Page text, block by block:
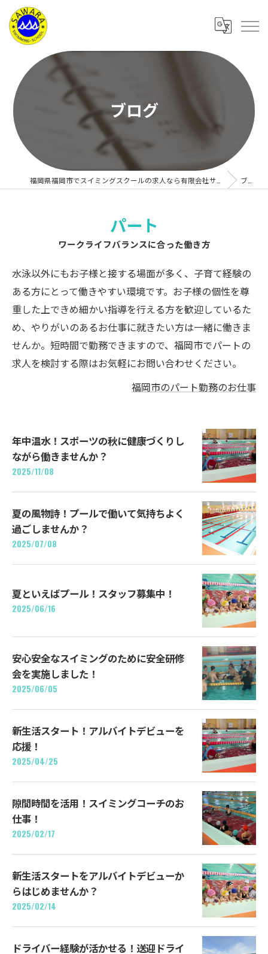
ブログ
ブログ
パート
ワークライフバランスに合った働き方
水泳以外にもお子様と接する場面が多く、子育て経験の
ある方にとって働きやすい環境です。お子様の個性を尊
重した上できめ細かい指導を行える方を歓迎しているた
め、やりがいのあるお仕事に就きたい方は一緒に働きま
せんか。短時間で勤務できますので、福岡市でパートの
求人を検討する際はお気軽にお問い合わせください。
福岡市のパート勤務のお仕事
年中温水！スポーツの秋に健康づくりし
ながら働きませんか？
2025/11/08
夏の風物詩！プールで働いて気持ちよく
過ごしませんか？
2025/07/08
夏といえばプール！スタッフ募集中！
2025/06/16
安心安全なスイミングのために安全研修
会を実施しました！
2025/06/05
新生活スタート！アルバイトデビューを
応援！
2025/04/25
隙間時間を活用！スイミングコーチのお
仕事！
2025/02/17
新生活スタートをアルバイトデビューか
らはじめませんか？
2025/02/14
ドライバー経験が活かせる！送迎ドライ